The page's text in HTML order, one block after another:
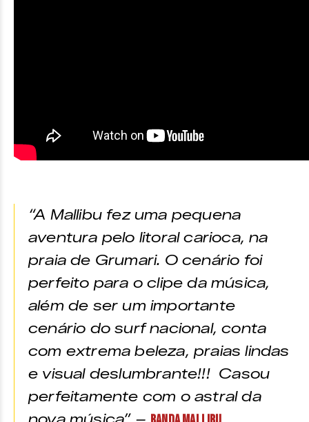
“A Mallibu fez uma pequena
aventura pelo litoral carioca, na
praia de Grumari. O cenário foi
perfeito para o clipe da música,
além de ser um importante
cenário do surf nacional, conta
com extrema beleza, praias lindas
e visual deslumbrante!!! Casou
perfeitamente com o astral da